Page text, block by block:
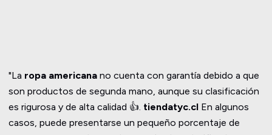
"La ropa americana no cuenta con garantía debido a que
son productos de segunda mano, aunque su clasificación
es rigurosa y de alta calidad 👍. tiendatyc.clEn algunos
casos, puede presentarse un pequeño porcentaje de